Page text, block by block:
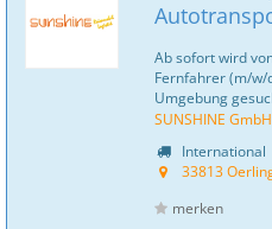
Ab sofort wird
Fernfahrer (m/w/
Umgebung
SUNSHINE
International
33813
merken